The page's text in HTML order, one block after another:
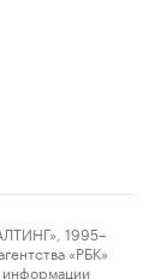
1995–
«РБК»
информации